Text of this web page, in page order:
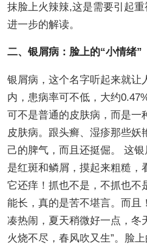
抹脸上火辣辣,这是需要引起
进一步的解读。
二、银屑病：脸上的“小情绪”
银屑病，这个名字听起来就让
内，患病率可不低，大约
可不是普通的皮肤病，而是一
皮肤病。跟头癣、湿疹那些妖
己的脾气，而且还挺倔。 这
是红斑和鳞屑，摸起来粗糙，
它还痒！抓也不是，不抓也不
能长，真的是苦不堪言。而且
凑热闹，夏天稍微好一点，冬
火烧不尽，春风吹又生”。脸